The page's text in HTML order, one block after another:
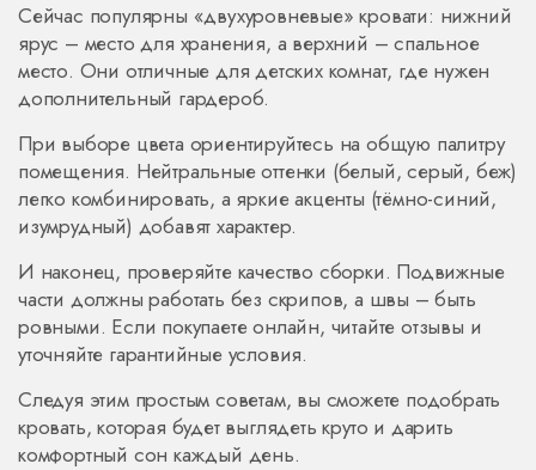
Сейчас популярны «двухуровневые» кровати: нижний
ярус – место для хранения, а верхний – спальное
место. Они отличные для детских комнат, где нужен
дополнительный гардероб.
При выборе цвета ориентируйтесь на общую палитру
помещения. Нейтральные оттенки (белый, серый, беж)
легко комбинировать, а яркие акценты (тёмно-синий,
изумрудный) добавят характер.
И наконец, проверяйте качество сборки. Подвижные
части должны работать без скрипов, а швы – быть
ровными. Если покупаете онлайн, читайте отзывы и
уточняйте гарантийные условия.
Следуя этим простым советам, вы сможете подобрать
кровать, которая будет выглядеть круто и дарить
комфортный сон каждый день.